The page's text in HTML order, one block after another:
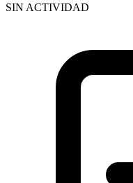
SIN ACTIVIDAD